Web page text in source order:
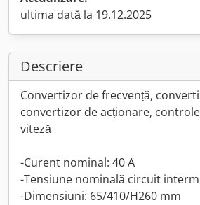
ultima dată la 19.12.2025
Descriere
Convertizor de frecvență,
convertizor de acționare,
viteză
-Curent nominal: 40 A
-Tensiune nominală circuit
-Dimensiuni: 65/410/H260 mm